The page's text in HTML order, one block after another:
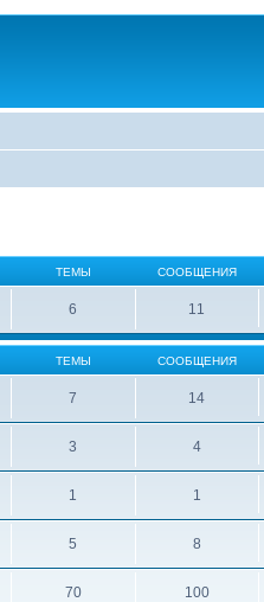
ТЕМЫ СООБЩЕНИЯ
6 11
ТЕМЫ СООБЩЕНИЯ
7 14
3 4
1 1
5 8
70 100